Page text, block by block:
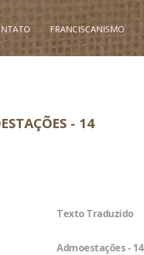
FRANCISCANISMO
- 14
Texto Traduzido
Admoestações - 14